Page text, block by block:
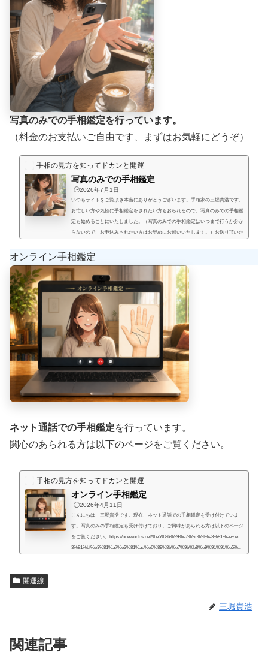
写真のみでの手相鑑定を行っています。
（料金のお支払いご自由です、まずはお気軽にどうぞ）
手相の見方を知ってドカンと開運
写真のみでの手相鑑定
🕒️2026年7月1日
いつもサイトをご覧頂き本当にありがとうございます。手相家の三堀貴浩です。
お忙しい方や気軽に手相鑑定をされたい方もおられるので、写真のみでの手相鑑
定も始めることにいたしました。（写真のみでの手相鑑定はいつまで行うか分か
らないので、お申込みされたい方はお早めにお願いいたします。）お送り頂いた
真のみでの手相鑑定では決まった料金と言うものは無く、お好きな金額を鑑定後
にお支払い頂く形にします。（このページの下部に、振込先が記載され...
オンライン手相鑑定
ネット通話での手相鑑定を行っています。
関心のあられる方は以下のページをご覧ください。
手相の見方を知ってドカンと開運
オンライン手相鑑定
🕒️2026年4月11日
こんにちは、三堀貴浩です。現在、ネット通話での手相鑑定を受け付けていま
す。写真のみの手相鑑定も受け付けており、ご興味があられる方は以下のページ
をご覧ください。https://oneworlds.net/%e5%86%99%e7%9c%9f%e3%81%ae%e
3%81%bf%e3%81%a7%e3%81%ae%e6%89%8b%e7%9b%b8%e9%91%91%e5%a
開運線
三堀貴浩
関連記事